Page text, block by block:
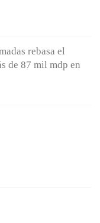
rebasa el
de 87 mil mdp en